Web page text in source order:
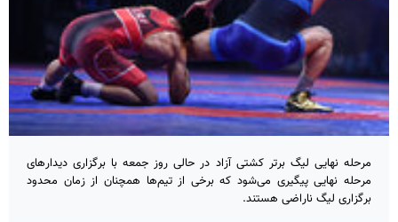
مرحله نهایی لیگ برتر کشتی آزاد در حالی روز جمعه با برگزاری دیدارهای
مرحله نهایی پیگیری می‌شود که برخی از تیم‌ها همچنان از زمان محدود
برگزاری لیگ ناراضی هستند.